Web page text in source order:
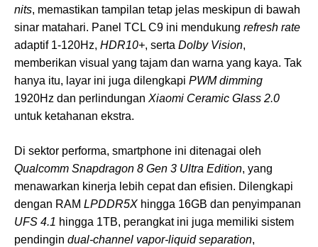
nits, memastikan tampilan tetap jelas meskipun di bawah
sinar matahari. Panel TCL C9 ini mendukung refresh rate
adaptif 1-120Hz, HDR10+, serta Dolby Vision,
memberikan visual yang tajam dan warna yang kaya. Tak
hanya itu, layar ini juga dilengkapi PWM dimming
1920Hz dan perlindungan Xiaomi Ceramic Glass 2.0
untuk ketahanan ekstra.
Di sektor performa, smartphone ini ditenagai oleh
Qualcomm Snapdragon 8 Gen 3 Ultra Edition, yang
menawarkan kinerja lebih cepat dan efisien. Dilengkapi
dengan RAM LPDDR5X hingga 16GB dan penyimpanan
UFS 4.1 hingga 1TB, perangkat ini juga memiliki sistem
pendingin dual-channel vapor-liquid separation,